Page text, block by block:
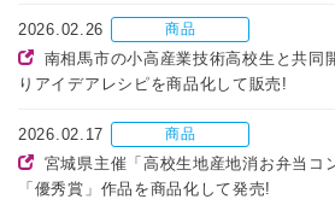
2026.02.26 商品
南相馬市の小高産業技術高校生と共同
りアイデアレシピを商品化して販売!
2026.02.17 商品
宮城県主催「高校生地産地消お弁当コ
「優秀賞」作品を商品化して発売!